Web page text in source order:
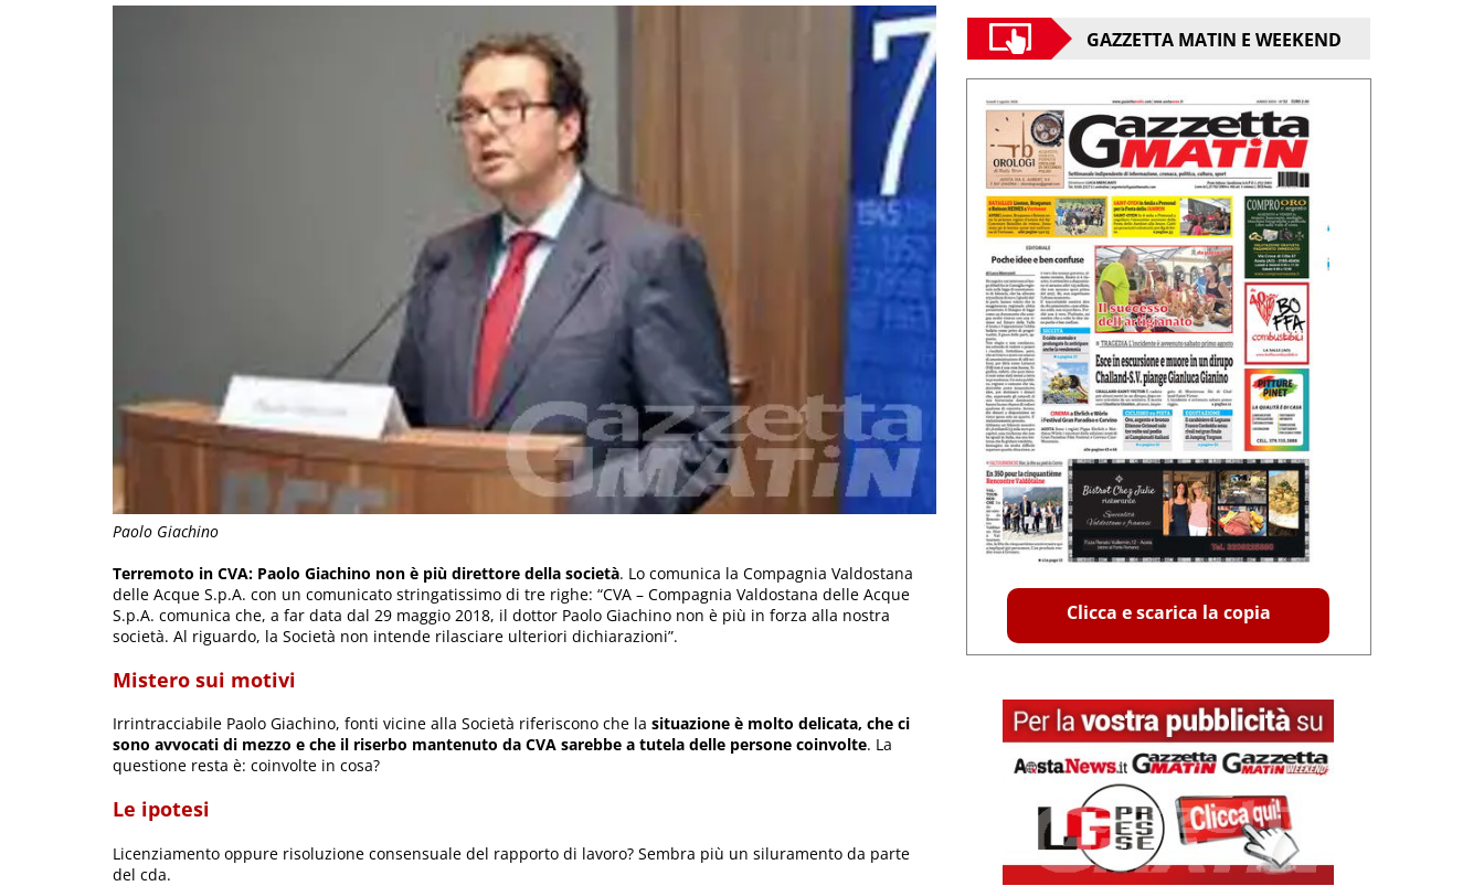
Paolo Giachino
Terremoto in CVA: Paolo Giachino non è più direttore della società. Lo comunica la Compagnia Valdostana
delle Acque S.p.A. con un comunicato stringatissimo di tre righe: “CVA – Compagnia Valdostana delle Acque
S.p.A. comunica che, a far data dal 29 maggio 2018, il dottor Paolo Giachino non è più in forza alla nostra
società. Al riguardo, la Società non intende rilasciare ulteriori dichiarazioni”.
Mistero sui motivi
Irrintracciabile Paolo Giachino, fonti vicine alla Società riferiscono che la situazione è molto delicata, che ci
sono avvocati di mezzo e che il riserbo mantenuto da CVA sarebbe a tutela delle persone coinvolte. La
questione resta è: coinvolte in cosa?
Le ipotesi
Licenziamento oppure risoluzione consensuale del rapporto di lavoro? Sembra più un siluramento da parte
del cda.
GAZZETTA MATIN E WEEKEND
Clicca e scarica la copia